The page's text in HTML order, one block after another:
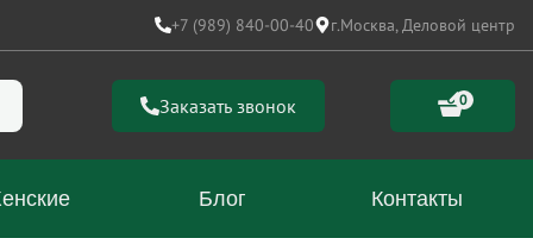
+7 (989) 840-00-40 г.Москва, Деловой центр
Заказать звонок 0
Блог Контакты